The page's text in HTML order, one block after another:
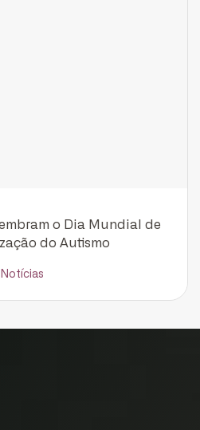
o Dia Mundial de
do Autismo
Notícias